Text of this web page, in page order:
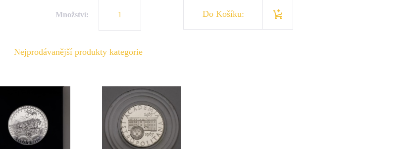
Množství: Do Košíku:
Nejprodávanější produkty kategorie